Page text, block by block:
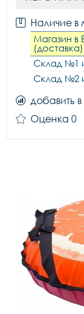
Наличие в
Магазин
(доставка)
Склад №1
Склад №2
добавить
Оценка 0